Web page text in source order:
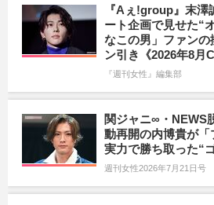
『Aぇ!group』末
ート企画で見せた“
なこの男」ファン
ン引き《2026年8月
『週刊女性』編集部
関ジャニ∞・NEWS
動再開の内博貴が「
実力で勝ち取った“
週刊女性2026年7月21日号